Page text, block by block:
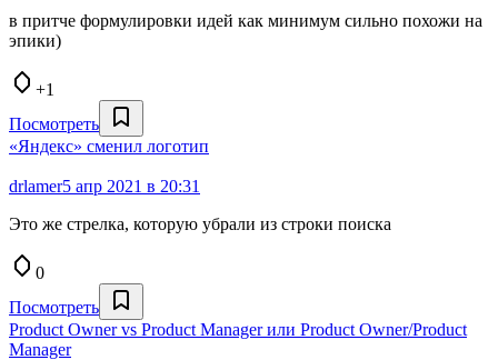
в притче формулировки идей как минимум сильно похожи на
эпики)
+1
Посмотреть
«Яндекс» сменил логотип
drlamer5 апр 2021 в 20:31
Это же стрелка, которую убрали из строки поиска
0
Посмотреть
Product Owner vs Product Manager или Product Owner/Product
Manager